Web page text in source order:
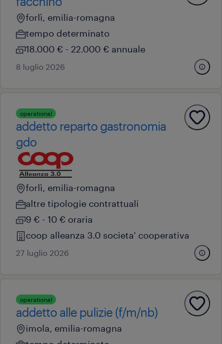
forlì, emilia-romagna
tempo determinato
18.000 € - 22.000 € annuale
8 luglio 2026
operational
addetto reparto gastronomia
gdo
forlì, emilia-romagna
altre tipologie contrattuali
9 € - 10 € oraria
coop alleanza 3.0 societa' cooperativa
27 luglio 2026
operational
addetto alle pulizie (f/m/nb)
imola, emilia-romagna